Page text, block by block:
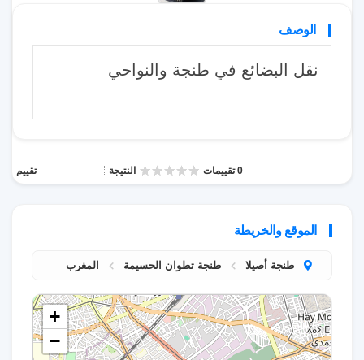
الوصف
نقل البضائع في طنجة والنواحي
تقييم النتيجة 0 تقييمات
الموقع والخريطة
طنجة أصيلا طنجة تطوان الحسيمة المغرب
+
−